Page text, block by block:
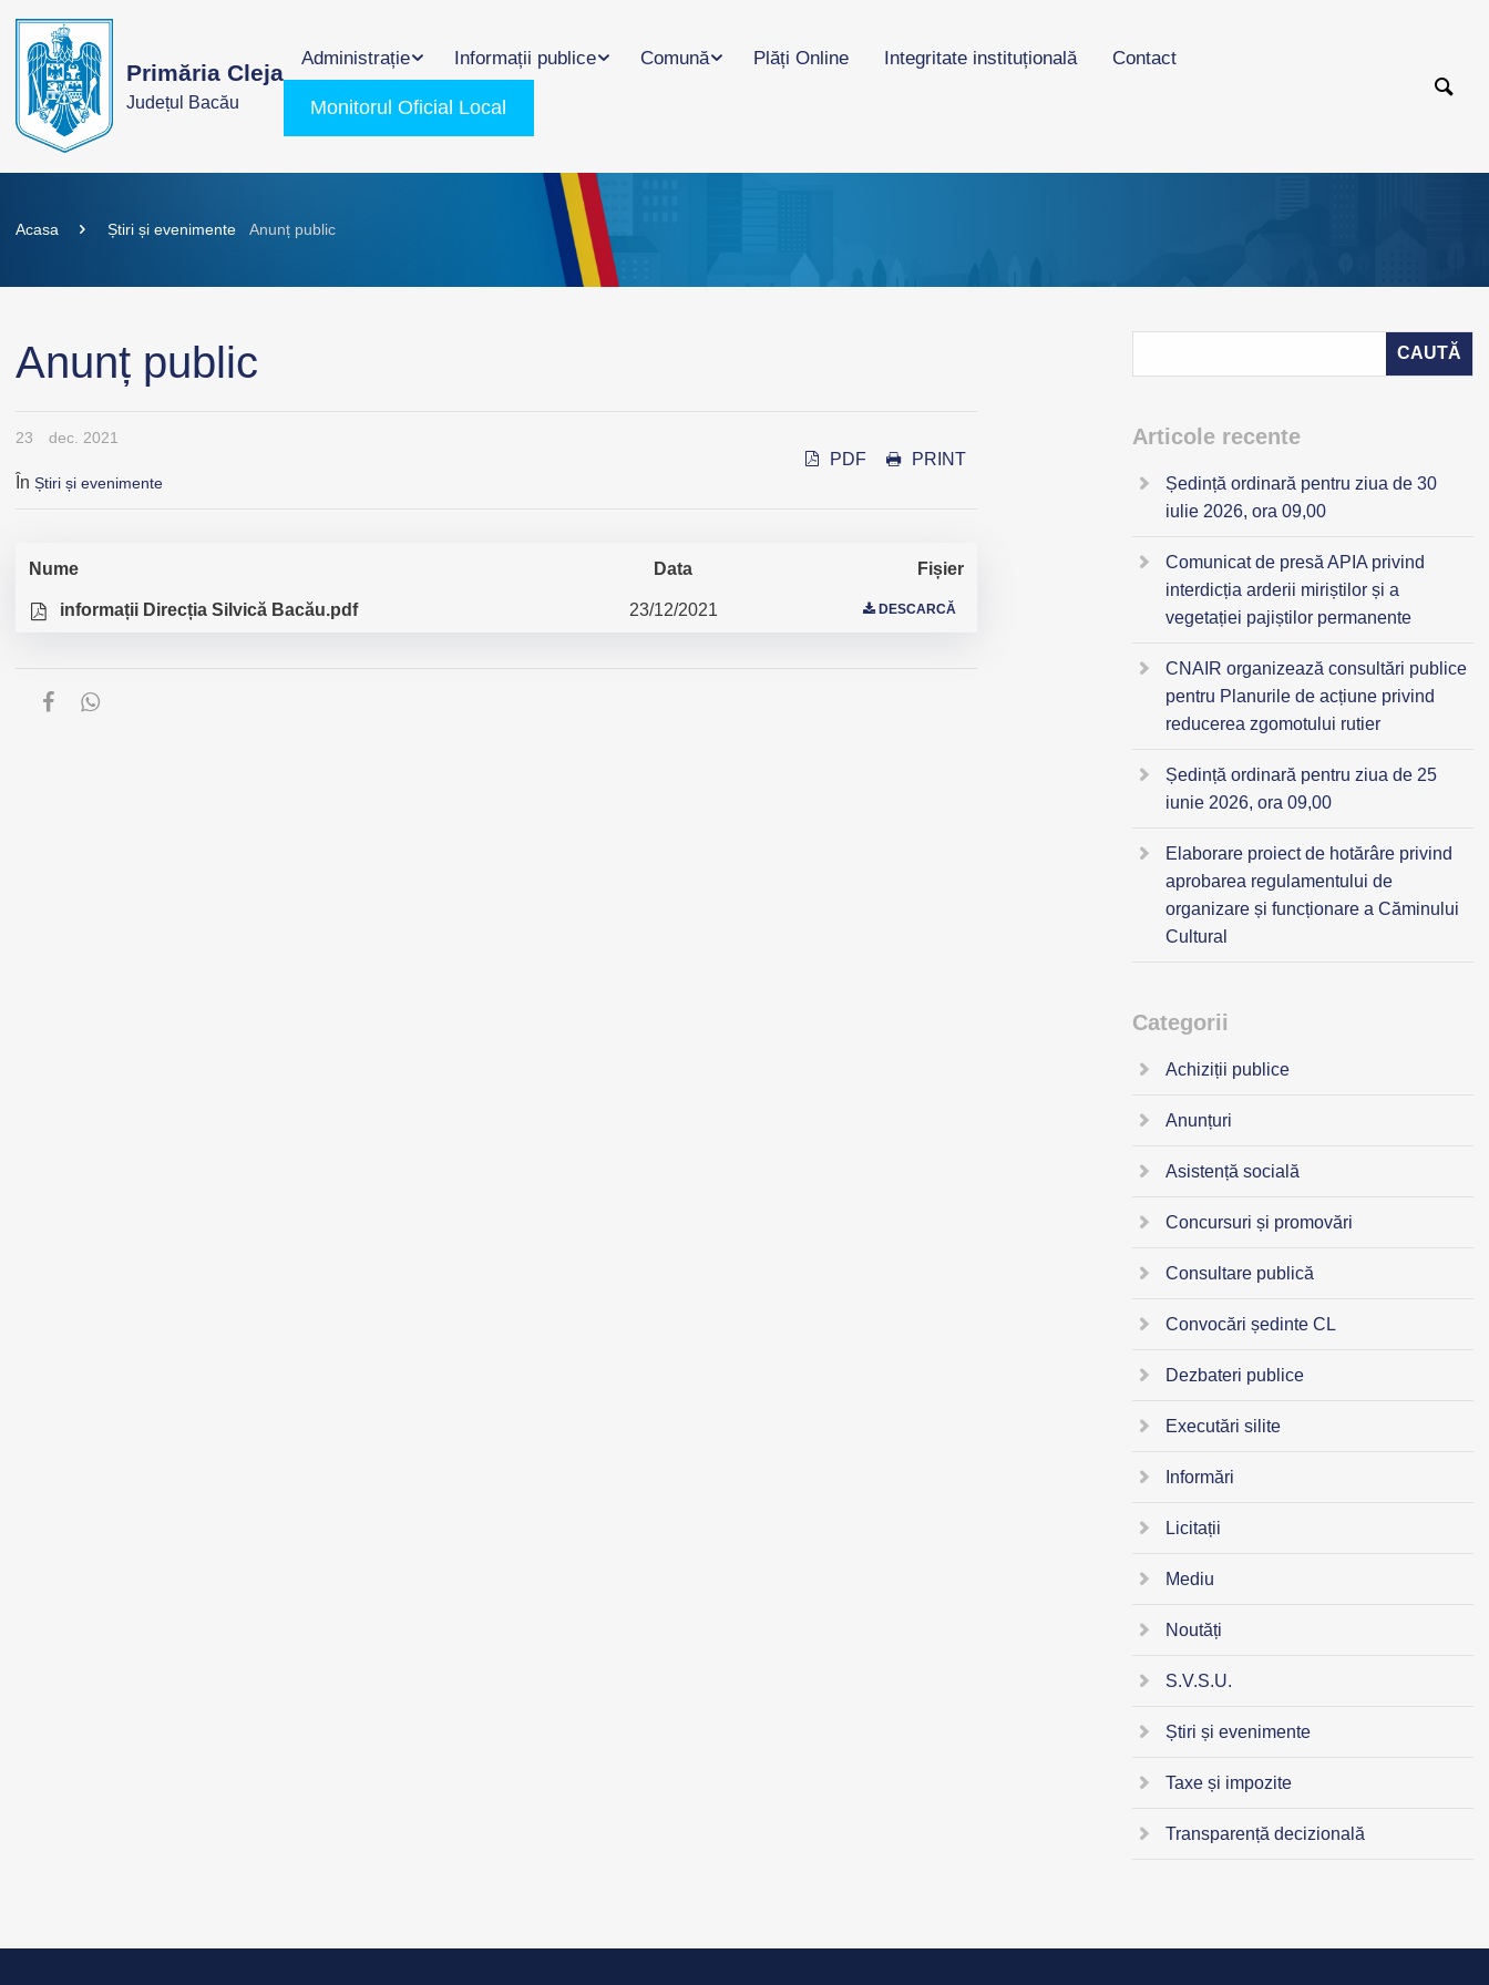
Primăria Cleja
Județul Bacău
Administrație Informații publice Comună Plăți Online Integritate instituțională Contact
Monitorul Oficial Local
Acasa Știri și evenimente Anunț public
Anunț public
23 dec. 2021
În Știri și evenimente
PDF PRINT
Nume Data Fișier
informații Direcția Silvică Bacău.pdf 23/12/2021 DESCARCĂ
Articole recente
Ședință ordinară pentru ziua de 30
iulie 2026, ora 09,00
Comunicat de presă APIA privind
interdicția arderii miriștilor și a
vegetației pajiștilor permanente
CNAIR organizează consultări publice
pentru Planurile de acțiune privind
reducerea zgomotului rutier
Ședință ordinară pentru ziua de 25
iunie 2026, ora 09,00
Elaborare proiect de hotărâre privind
aprobarea regulamentului de
organizare și funcționare a Căminului
Cultural
Categorii
Achiziții publice
Anunțuri
Asistență socială
Concursuri și promovări
Consultare publică
Convocări ședinte CL
Dezbateri publice
Executări silite
Informări
Licitații
Mediu
Noutăți
S.V.S.U.
Știri și evenimente
Taxe și impozite
Transparență decizională